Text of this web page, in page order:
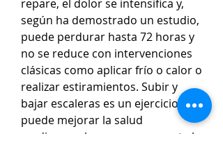
repare, el dolor se intensifica y,
según ha demostrado un estudio,
puede perdurar hasta 72 horas y
no se reduce con intervenciones
clásicas como aplicar frío o calor o
realizar estiramientos. Subir y
bajar escaleras es un ejercicio que
puede mejorar la salud
cardiovascular, ya que aumenta la